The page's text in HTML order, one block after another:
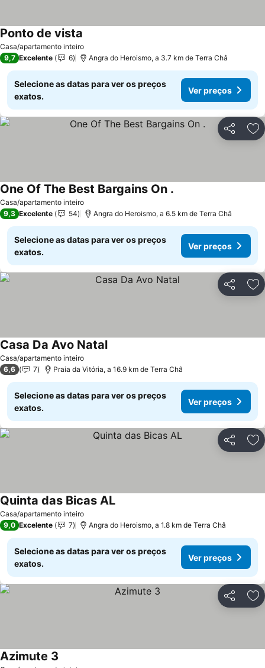
Casa/apartamento inteiro
Ponto de vista
9,7 Excelente 6 Angra do Heroismo, a 3.7 km de Terra Châ
Selecione as datas para ver os preços
exatos.
Ver preços
Partilhar
Casa/apartamento inteiro
One Of The Best Bargains On .
9,3 Excelente 54 Angra do Heroismo, a 6.5 km de Terra Châ
Selecione as datas para ver os preços
exatos.
Ver preços
Partilhar
Casa/apartamento inteiro
Casa Da Avo NatalVer preços
6,6 7 Praia da Vitória, a 16.9 km de Terra Châ
Selecione as datas para ver os preços
exatos.
Ver preços
Partilhar
Casa/apartamento inteiro
Quinta das Bicas ALVer preços
9,0 Excelente 7 Angra do Heroismo, a 1.8 km de Terra Châ
Selecione as datas para ver os preços
exatos.
Ver preços
Partilhar
Azimute 3